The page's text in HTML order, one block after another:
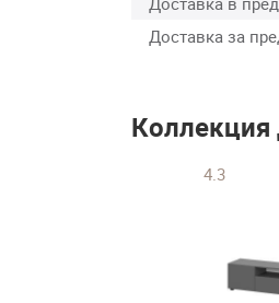
Доставка за
Коллекция
4.3